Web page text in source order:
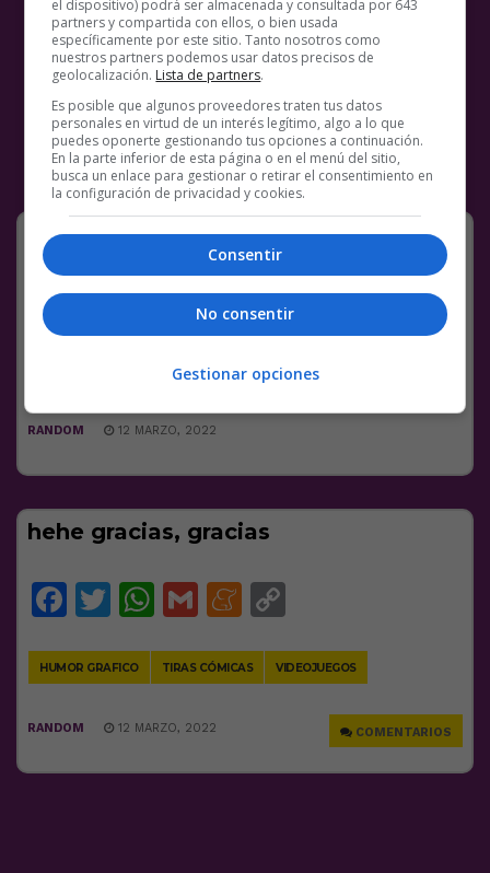
Terrible
Facebook
Twitter
WhatsApp
Gmail
Meneame
Copy
Link
RANDOM 12 MARZO, 2022
hehe gracias, gracias
Facebook
Twitter
WhatsApp
GmailMeneame
HUMOR GRAFICO TIRAS CÓMICAS VIDEOJUEGOS
COMENTARIOS
RANDOM 12 MARZO, 2022
el dispositivo) podrá ser almacenada y consultada por 643
partners y compartida con ellos, o bien usada
específicamente por este sitio. Tanto nosotros como
nuestros partners podemos usar datos precisos de
geolocalización. Lista de partners.
Es posible que algunos proveedores traten tus datos
personales en virtud de un interés legítimo, algo a lo que
puedes oponerte gestionando tus opciones a continuación.
En la parte inferior de esta página o en el menú del sitio,
busca un enlace para gestionar o retirar el consentimiento en
la configuración de privacidad y cookies.
Consentir
No consentir
Gestionar opciones